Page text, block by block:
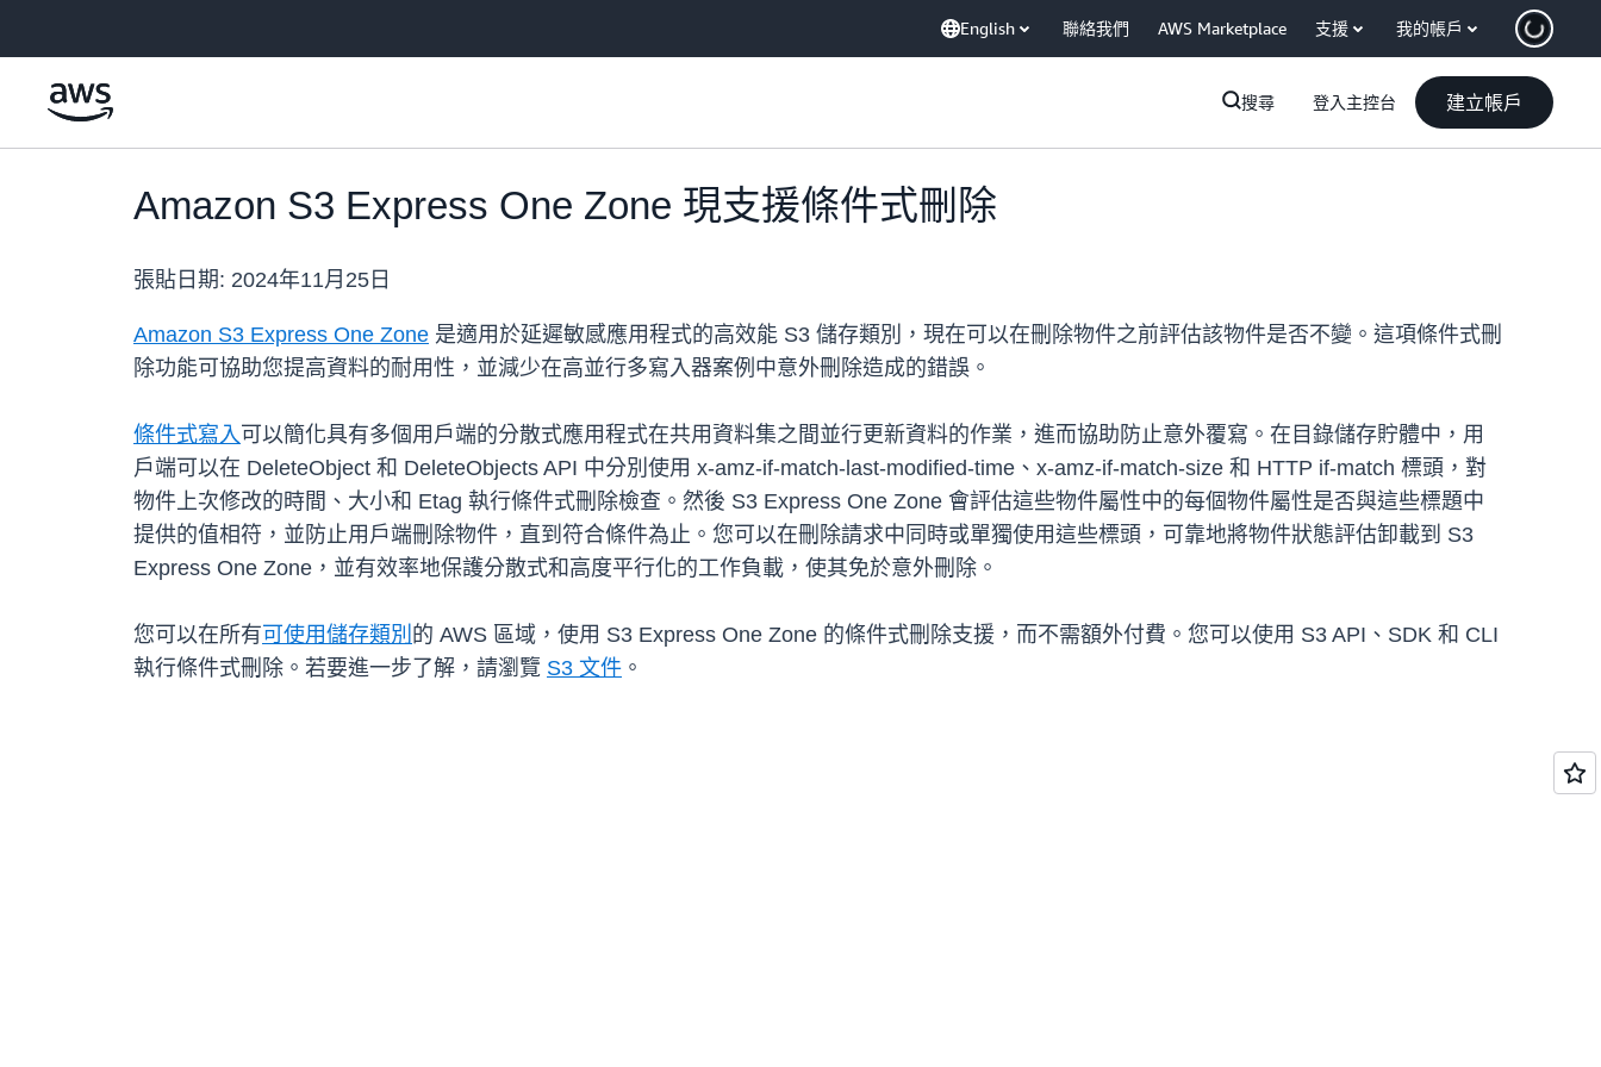
English 聯絡我們 AWS Marketplace 支援 我的帳戶
搜尋 登入主控台 建立帳戶
Amazon S3 Express One Zone 現支援條件式刪除
張貼日期: 2024年11月25日
Amazon S3 Express One Zone 是適用於延遲敏感應用程式的高效能 S3 儲存類別，現在可以在刪除物件之前評估該物件是否不變。這項條件式刪
除功能可協助您提高資料的耐用性，並減少在高並行多寫入器案例中意外刪除造成的錯誤。
條件式寫入可以簡化具有多個用戶端的分散式應用程式在共用資料集之間並行更新資料的作業，進而協助防止意外覆寫。在目錄儲存貯體中，用
戶端可以在 DeleteObject 和 DeleteObjects API 中分別使用 x-amz-if-match-last-modified-time、x-amz-if-match-size 和 HTTP if-match 標頭，對
物件上次修改的時間、大小和 Etag 執行條件式刪除檢查。然後 S3 Express One Zone 會評估這些物件屬性中的每個物件屬性是否與這些標題中
提供的值相符，並防止用戶端刪除物件，直到符合條件為止。您可以在刪除請求中同時或單獨使用這些標頭，可靠地將物件狀態評估卸載到 S3
Express One Zone，並有效率地保護分散式和高度平行化的工作負載，使其免於意外刪除。
您可以在所有可使用儲存類別 的 AWS 區域，使用 S3 Express One Zone 的條件式刪除支援，而不需額外付費。您可以使用 S3 API、SDK 和 CLI
執行條件式刪除。若要進一步了解，請瀏覽 S3 文件 。